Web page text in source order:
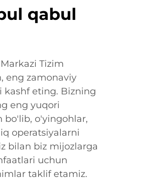
qabul
Tizim
eng zamonaviy
eting. Bizning
eng yuqori
bo'lib, o'yingohlar,
operatsiyalarni
bilan biz mijozlarga
uchun
taklif etamiz.